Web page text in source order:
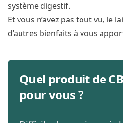
système digestif.
Et vous n’avez pas tout vu, le
d’autres bienfaits à vous
Quel produit de
pour vous ?